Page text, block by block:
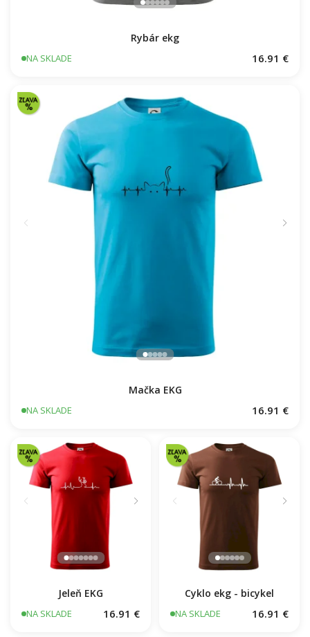
Rybár ekg
NA SKLADE 16.91 €
Mačka EKG
NA SKLADE 16.91 €
Cyklo ekg - bicykel